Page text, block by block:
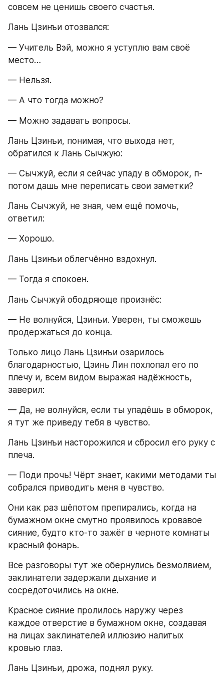
совсем не ценишь своего счастья.
Лань Цзинъи отозвался:
— Учитель Вэй, можно я уступлю вам своё
место…
— Нельзя.
— А что тогда можно?
— Можно задавать вопросы.
Лань Цзинъи, понимая, что выхода нет,
обратился к Лань Сычжую:
— Сычжуй, если я сейчас упаду в обморок, п-
потом дашь мне переписать свои заметки?
Лань Сычжуй, не зная, чем ещё помочь,
ответил:
— Хорошо.
Лань Цзинъи облегчённо вздохнул.
— Тогда я спокоен.
Лань Сычжуй ободряюще произнёс:
— Не волнуйся, Цзинъи. Уверен, ты сможешь
продержаться до конца.
Только лицо Лань Цзинъи озарилось
благодарностью, Цзинь Лин похлопал его по
плечу и, всем видом выражая надёжность,
заверил:
— Да, не волнуйся, если ты упадёшь в обморок,
я тут же приведу тебя в чувство.
Лань Цзинъи насторожился и сбросил его руку с
плеча.
— Поди прочь! Чёрт знает, какими методами ты
собрался приводить меня в чувство.
Они как раз шёпотом препирались, когда на
бумажном окне смутно проявилось кровавое
сияние, будто кто-то зажёг в черноте комнаты
красный фонарь.
Все разговоры тут же обернулись безмолвием,
заклинатели задержали дыхание и
сосредоточились на окне.
Красное сияние пролилось наружу через
каждое отверстие в бумажном окне, создавая
на лицах заклинателей иллюзию налитых
кровью глаз.
Лань Цзинъи, дрожа, поднял руку.